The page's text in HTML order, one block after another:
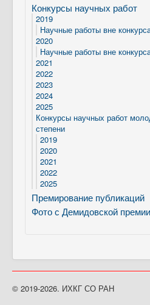
Конкурсы научных работ
2019
Научные работы вне
2020
Научные работы вне
2021
2022
2023
2024
2025
Конкурсы научных работ
степени
2019
2020
2021
2022
2025
Премирование публикаций
Фото с Демидовской
© 2019-2026. ИХКГ СО РАН